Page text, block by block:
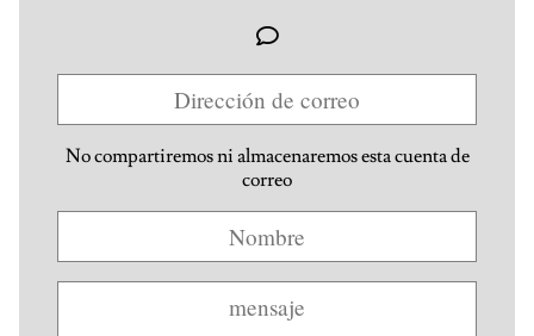
No compartiremos ni almacenaremos esta cuenta de
correo